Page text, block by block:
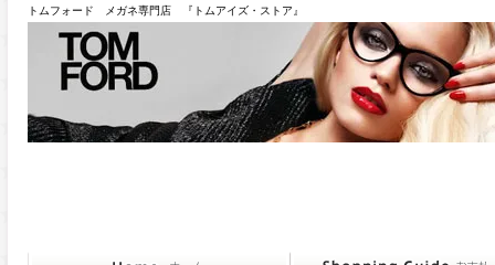
トムフォード メガネ専門店 『トムアイズ・ストア』